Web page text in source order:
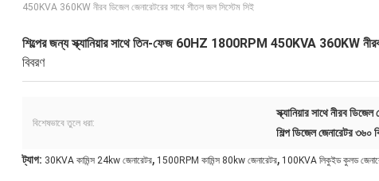
450KVA 360KW নীরব ডিজেল জেনারেটরের সাথে শীতল জল সিস্টেম সিই
শিল্পের জন্য স্ক্যানিয়ার সাথে তিন-ফেজ 60HZ 1800RPM 450KVA 360KW নীরব
বিবরণ
বিশেষভাবে তুলে ধরা:
স্ক্যানিয়ার সাথে নীরব ডিজেল
শিল্প ডিজেল জেনারেটর ৩৬০
ট্যাগ: 30KVA কামিন্স 24kw জেনারেটর, 1500RPM কামিন্স 80kw জেনারেটর, 100KVA লিকুইড কুলড